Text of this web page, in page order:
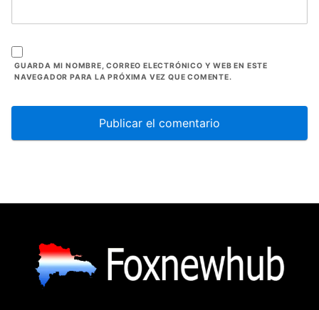
GUARDA MI NOMBRE, CORREO ELECTRÓNICO Y WEB EN ESTE
NAVEGADOR PARA LA PRÓXIMA VEZ QUE COMENTE.